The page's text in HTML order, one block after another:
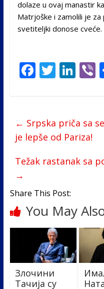
dolaze u ovaj manastir
Matrjoške i zamolili je
svetiteljki donose cveće.
F
b
o
k
T
er
Li
e
dI
← Srpska priča sa
je lepše od Pariza!
Težak rastanak sa
→
Share This Post:
You May
Злочини
Тачија су